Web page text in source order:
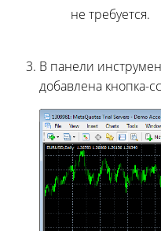
не требуется.
В панели
добавлена кнопка-